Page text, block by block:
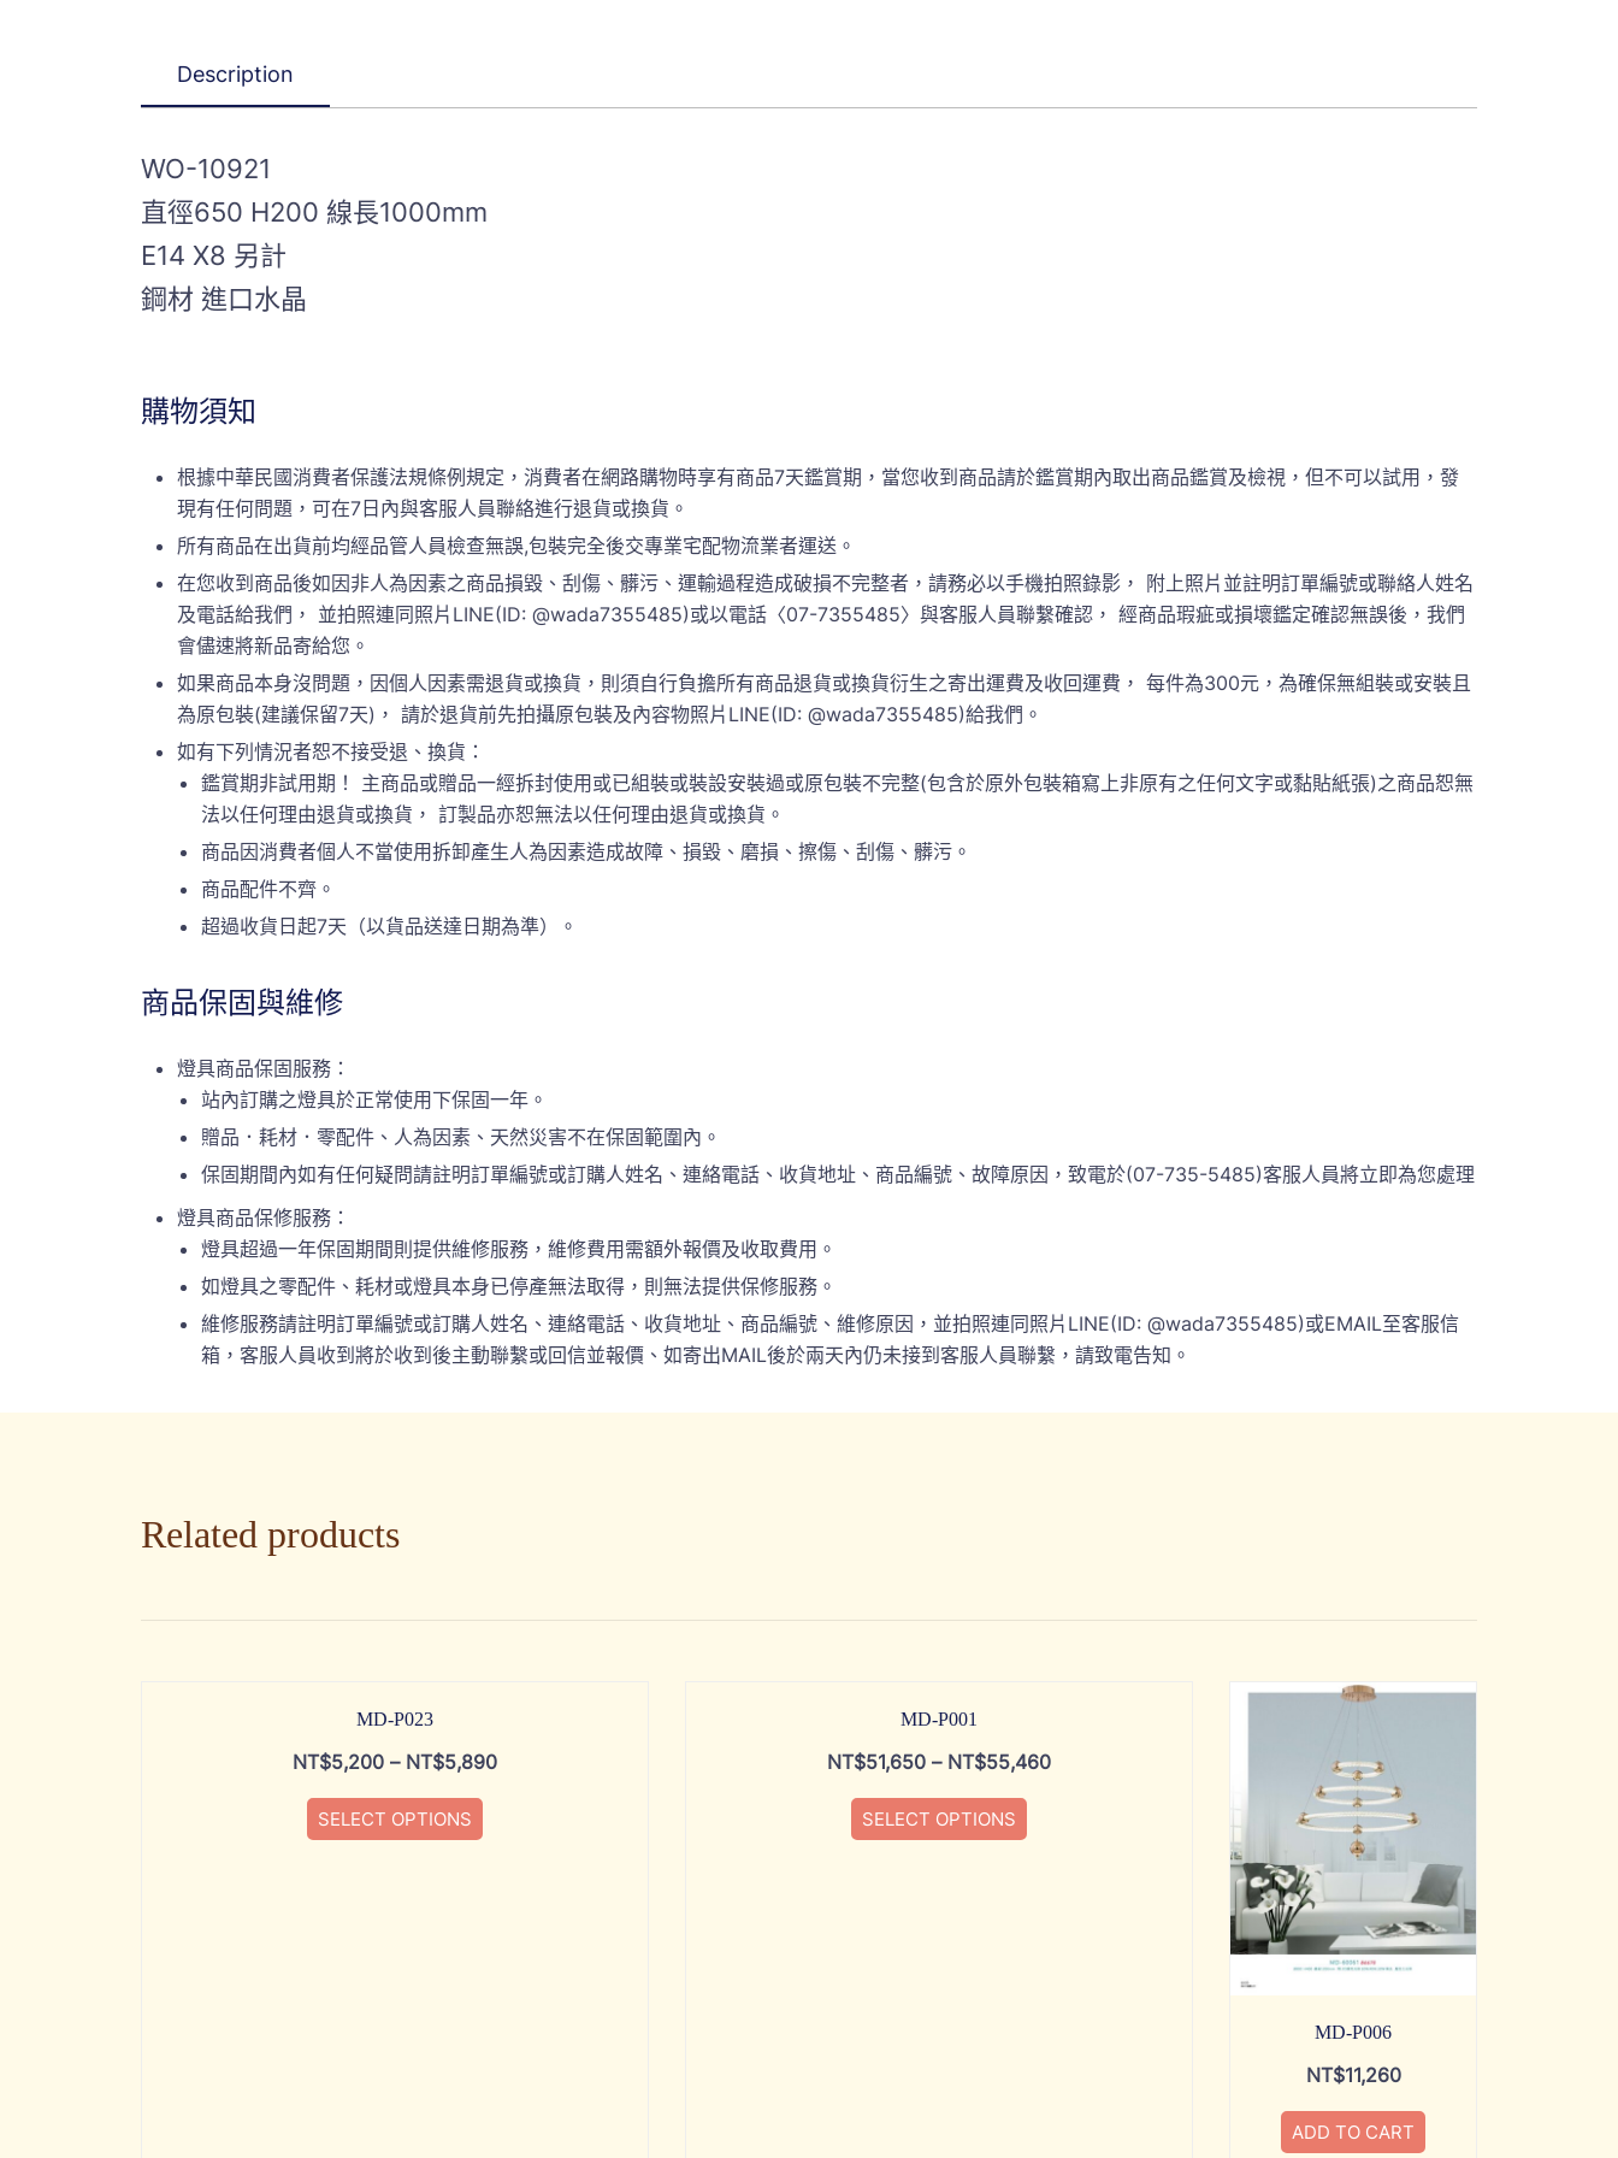
Description
WO-10921
直徑650 H200 線長1000mm
E14 X8 另計
鋼材 進口水晶
購物須知
根據中華民國消費者保護法規條例規定，消費者在網路購物時享有商品7天鑑賞期，當您收到商品請於鑑賞期內取出商品鑑賞及檢視，但不可以試用，發
現有任何問題，可在7日內與客服人員聯絡進行退貨或換貨。
所有商品在出貨前均經品管人員檢查無誤,包裝完全後交專業宅配物流業者運送。
在您收到商品後如因非人為因素之商品損毀、刮傷、髒污、運輸過程造成破損不完整者，請務必以手機拍照錄影， 附上照片並註明訂單編號或聯絡人姓名
及電話給我們， 並拍照連同照片LINE(ID: @wada7355485)或以電話〈07-7355485〉與客服人員聯繫確認， 經商品瑕疵或損壞鑑定確認無誤後，我們
會儘速將新品寄給您。
如果商品本身沒問題，因個人因素需退貨或換貨，則須自行負擔所有商品退貨或換貨衍生之寄出運費及收回運費， 每件為300元，為確保無組裝或安裝且
為原包裝(建議保留7天)， 請於退貨前先拍攝原包裝及內容物照片LINE(ID: @wada7355485)給我們。
如有下列情況者恕不接受退、換貨：
鑑賞期非試用期！ 主商品或贈品一經拆封使用或已組裝或裝設安裝過或原包裝不完整(包含於原外包裝箱寫上非原有之任何文字或黏貼紙張)之商品恕無
法以任何理由退貨或換貨， 訂製品亦恕無法以任何理由退貨或換貨。
商品因消費者個人不當使用拆卸產生人為因素造成故障、損毀、磨損、擦傷、刮傷、髒污。
商品配件不齊。
超過收貨日起7天（以貨品送達日期為準）。
商品保固與維修
燈具商品保固服務：
站內訂購之燈具於正常使用下保固一年。
贈品．耗材．零配件、人為因素、天然災害不在保固範圍內。
保固期間內如有任何疑問請註明訂單編號或訂購人姓名、連絡電話、收貨地址、商品編號、故障原因，致電於(07-735-5485)客服人員將立即為您處理
燈具商品保修服務：
燈具超過一年保固期間則提供維修服務，維修費用需額外報價及收取費用。
如燈具之零配件、耗材或燈具本身已停產無法取得，則無法提供保修服務。
維修服務請註明訂單編號或訂購人姓名、連絡電話、收貨地址、商品編號、維修原因，並拍照連同照片LINE(ID: @wada7355485)或EMAIL至客服信
箱，客服人員收到將於收到後主動聯繫或回信並報價、如寄出MAIL後於兩天內仍未接到客服人員聯繫，請致電告知。
Related products
MD-P023
NT$5,200 – NT$5,890
SELECT OPTIONS
MD-P001
NT$51,650 – NT$55,460
SELECT OPTIONS
MD-P006
NT$11,260
ADD TO CART